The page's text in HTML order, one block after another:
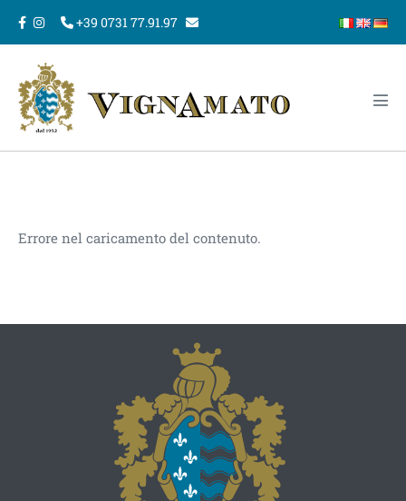
Salta
al
contenuto
+39 0731 77.91.97
Errore nel caricamento del contenuto.